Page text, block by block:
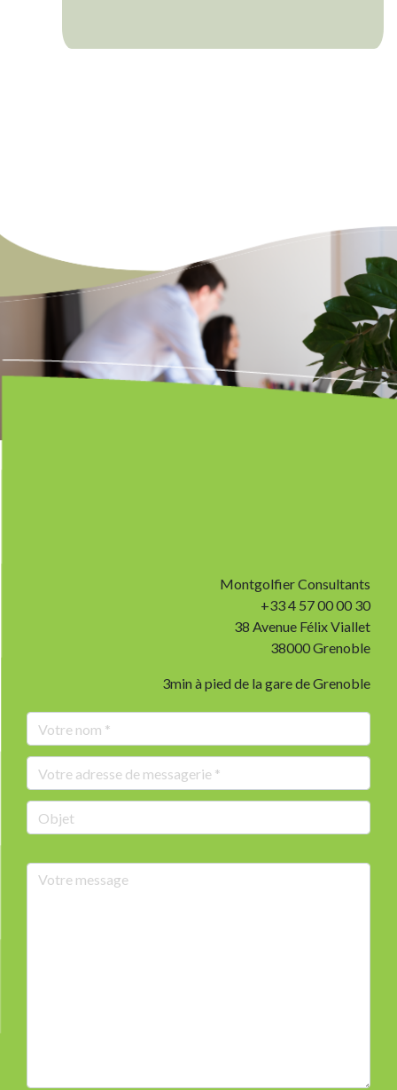
Montgolfier Consultants
+33 4 57 00 00 30
38 Avenue Félix Viallet
38000 Grenoble
3min à pied de la gare de Grenoble